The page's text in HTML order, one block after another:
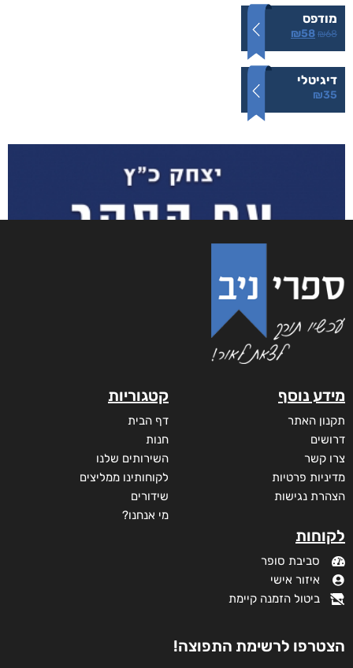
מודפס
₪68
₪58
דיגיטלי
₪35
מידע נוסף
תקנון האתר
דרושים
צרו קשר
מדיניות פרטיות
הצהרת נגישות
לקוחות
סביבת סופר
איזור אישי
ביטול הזמנה קיימת
קטגוריות
דף הבית
חנות
השירותים שלנו
לקוחותינו ממליצים
שידורים
מי אנחנו?
הצטרפו לרשימת התפוצה!